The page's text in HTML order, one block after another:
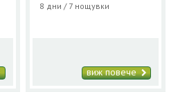
8 дни / 7 нощувки
виж повече